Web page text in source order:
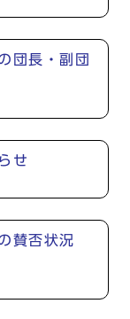
団長・副団
せ
賛否状況